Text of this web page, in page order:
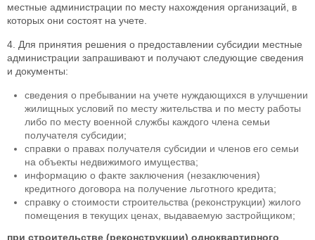
местные администрации по месту нахождения организаций, в
которых они состоят на учете.
4. Для принятия решения о предоставлении субсидии местные
администрации запрашивают и получают следующие сведения
и документы:
сведения о пребывании на учете нуждающихся в улучшении
жилищных условий по месту жительства и по месту работы
либо по месту военной службы каждого члена семьи
получателя субсидии;
справки о правах получателя субсидии и членов его семьи
на объекты недвижимого имущества;
информацию о факте заключения (незаключения)
кредитного договора на получение льготного кредита;
справку о стоимости строительства (реконструкции) жилого
помещения в текущих ценах, выдаваемую застройщиком;
при строительстве (реконструкции) одноквартирного